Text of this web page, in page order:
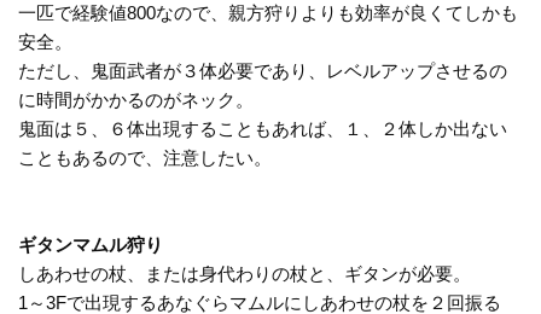
一匹で経験値800なので、親方狩りよりも効率が良くてしかも
安全。
ただし、鬼面武者が３体必要であり、レベルアップさせるの
に時間がかかるのがネック。
鬼面は５、６体出現することもあれば、１、２体しか出ない
こともあるので、注意したい。
ギタンマムル狩り
しあわせの杖、または身代わりの杖と、ギタンが必要。
1～3Fで出現するあなぐらマムルにしあわせの杖を２回振る